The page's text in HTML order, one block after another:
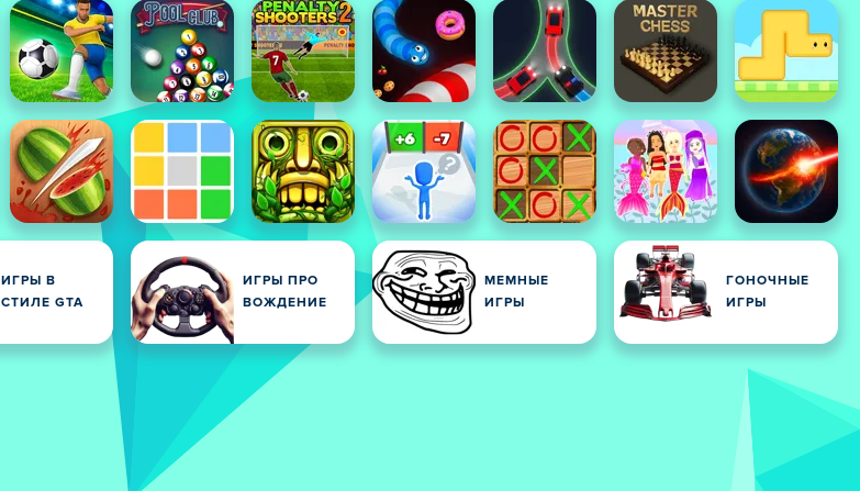
ИГРЫ В
СТИЛЕ GTA
ИГРЫ ПРО
ВОЖДЕНИЕ
МЕМНЫЕ
ИГРЫ
ГОНОЧНЫЕ
ИГРЫ